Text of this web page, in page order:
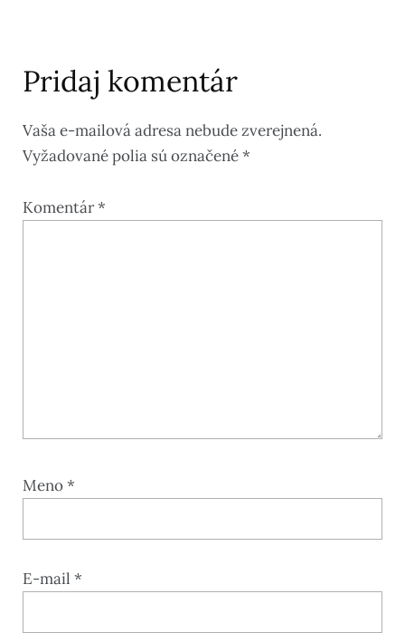
Pridaj komentár
Vaša e-mailová adresa nebude zverejnená.
Vyžadované polia sú označené*
Komentár*
Meno*
E-mail *